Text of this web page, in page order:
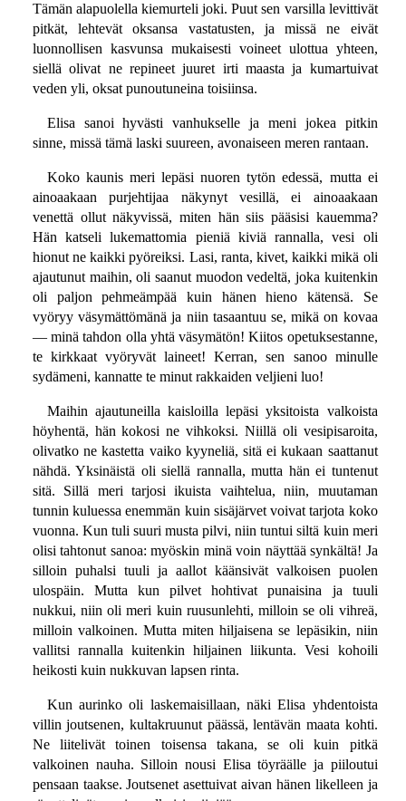
Tämän alapuolella kiemurteli joki. Puut sen varsilla levittivät
pitkät, lehtevät oksansa vastatusten, ja missä ne eivät
luonnollisen kasvunsa mukaisesti voineet ulottua yhteen,
siellä olivat ne repineet juuret irti maasta ja kumartuivat
veden yli, oksat punoutuneina toisiinsa.
Elisa sanoi hyvästi vanhukselle ja meni jokea pitkin
sinne, missä tämä laski suureen, avonaiseen meren rantaan.
Koko kaunis meri lepäsi nuoren tytön edessä, mutta ei
ainoaakaan purjehtijaa näkynyt vesillä, ei ainoaakaan
venettä ollut näkyvissä, miten hän siis pääsisi kauemma?
Hän katseli lukemattomia pieniä kiviä rannalla, vesi oli
hionut ne kaikki pyöreiksi. Lasi, ranta, kivet, kaikki mikä oli
ajautunut maihin, oli saanut muodon vedeltä, joka kuitenkin
oli paljon pehmeämpää kuin hänen hieno kätensä. Se
vyöryy väsymättömänä ja niin tasaantuu se, mikä on kovaa
— minä tahdon olla yhtä väsymätön! Kiitos opetuksestanne,
te kirkkaat vyöryvät laineet! Kerran, sen sanoo minulle
sydämeni, kannatte te minut rakkaiden veljieni luo!
Maihin ajautuneilla kaisloilla lepäsi yksitoista valkoista
höyhentä, hän kokosi ne vihkoksi. Niillä oli vesipisaroita,
olivatko ne kastetta vaiko kyyneliä, sitä ei kukaan saattanut
nähdä. Yksinäistä oli siellä rannalla, mutta hän ei tuntenut
sitä. Sillä meri tarjosi ikuista vaihtelua, niin, muutaman
tunnin kuluessa enemmän kuin sisäjärvet voivat tarjota koko
vuonna. Kun tuli suuri musta pilvi, niin tuntui siltä kuin meri
olisi tahtonut sanoa: myöskin minä voin näyttää synkältä! Ja
silloin puhalsi tuuli ja aallot käänsivät valkoisen puolen
ulospäin. Mutta kun pilvet hohtivat punaisina ja tuuli
nukkui, niin oli meri kuin ruusunlehti, milloin se oli vihreä,
milloin valkoinen. Mutta miten hiljaisena se lepäsikin, niin
vallitsi rannalla kuitenkin hiljainen liikunta. Vesi kohoili
heikosti kuin nukkuvan lapsen rinta.
Kun aurinko oli laskemaisillaan, näki Elisa yhdentoista
villin joutsenen, kultakruunut päässä, lentävän maata kohti.
Ne liitelivät toinen toisensa takana, se oli kuin pitkä
valkoinen nauha. Silloin nousi Elisa töyräälle ja piiloutui
pensaan taakse. Joutsenet asettuivat aivan hänen likelleen ja